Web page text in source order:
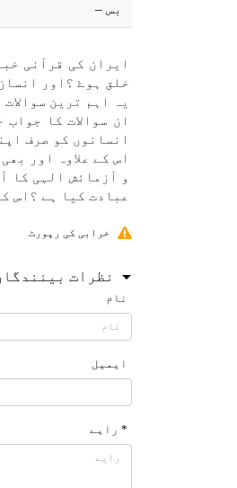
بس –
ايران كی قرآنی
خلق ہوۓ ؟اور
یہ اہم ترين
انسانوں كو صرف
اس كے علاوہ اور
و آزماﺋش الہی كا
عبادت كيا ہے ؟اس
خرابی کی رپورٹ
نظرات
نام
ایمیل
* رایے